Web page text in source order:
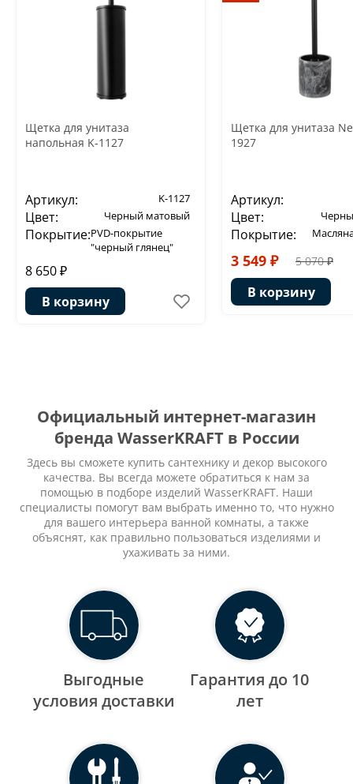
Щетка для унитаза
напольная K-1127
Артикул: K-1127
Цвет: Черный матовый
Покрытие:PVD-покрытие
"черный глянец"
8 650 ₽
В корзину
Щетка для унитаза
1927
Артикул:
Цвет:
Покрытие:
3 549 ₽ 5 070 ₽
В корзину
Официальный интернет-магазин
бренда WasserKRAFT в России
Здесь вы сможете купить сантехнику и декор высокого
качества. Вы всегда можете обратиться к нам за
помощью в подборе изделий WasserKRAFT. Наши
специалисты помогут вам выбрать именно то, что нужно
для вашего интерьера ванной комнаты, а также
объяснят, как правильно пользоваться изделиями и
ухаживать за ними.
Выгодные
уcловия доставки
Гарантия до 10
лет